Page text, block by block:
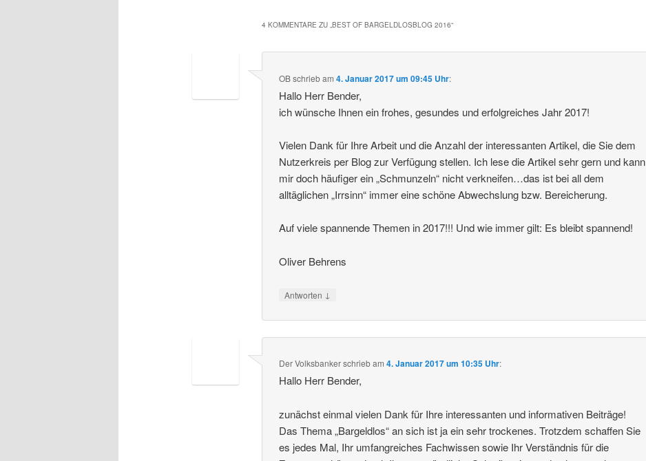
4 KOMMENTARE ZU „BEST OF BARGELDLOSBLOG 2016“
OBschriebam4. Januar 2017 um 09:45 Uhr:
Hallo Herr Bender,
ich wünsche Ihnen ein frohes, gesundes und erfolgreiches Jahr 2017!
Vielen Dank für Ihre Arbeit und die Anzahl der interessanten Artikel, die Sie dem
Nutzerkreis per Blog zur Verfügung stellen. Ich lese die Artikel sehr gern und kann
mir doch häufiger ein „Schmunzeln“ nicht verkneifen…das ist bei all dem
alltäglichen „Irrsinn“ immer eine schöne Abwechslung bzw. Bereicherung.
Auf viele spannende Themen in 2017!!! Und wie immer gilt: Es bleibt spannend!
Oliver Behrens
Antworten ↓
Der Volksbankerschriebam4. Januar 2017 um 10:35 Uhr:
Hallo Herr Bender,
zunächst einmal vielen Dank für Ihre interessanten und informativen Beiträge!
Das Thema „Bargeldlos“ an sich ist ja ein sehr trockenes. Trotzdem schaffen Sie
es jedes Mal, Ihr umfangreiches Fachwissen sowie Ihr Verständnis für die